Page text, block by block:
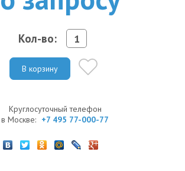
Кол-во:
В корзину
Круглосуточный телефон
в Москве: +7 495 77-000-77